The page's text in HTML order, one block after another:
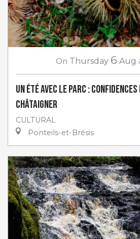
On Thursday 6 Aug
Un Été avec le Parc :
châtaigner
CULTURAL
Ponteils-et-Brésis